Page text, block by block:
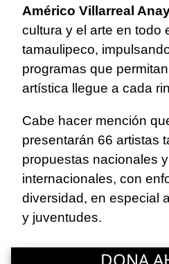
Américo Villarreal
cultura y el arte en todo
tamaulipeco,
programas que
artística llegue a cada
Cabe hacer mención
presentarán 66 artistas
propuestas nacionales
internacionales, con
diversidad, en especial
y juventudes.